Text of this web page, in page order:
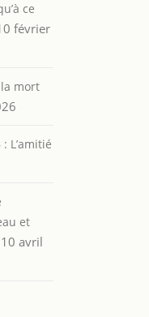
ce
février
la mort
L’amitié
et
10 avril